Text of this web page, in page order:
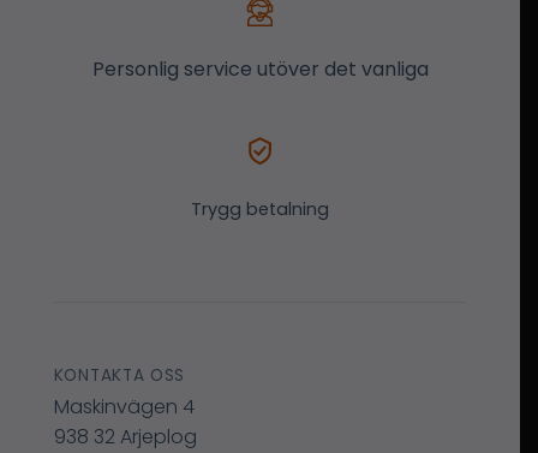
Personlig service utöver det vanliga
Trygg betalning
KONTAKTA OSS
Maskinvägen 4
938 32 Arjeplog